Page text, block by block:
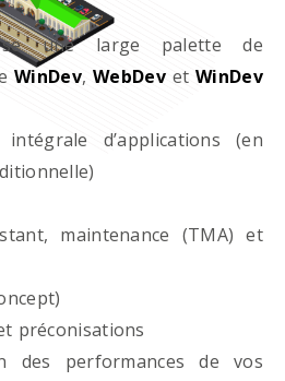
une large palette de
WinDev,WebDevet WinDev
d’applications (en
maintenance (TMA) et
préconisations
performances de vos